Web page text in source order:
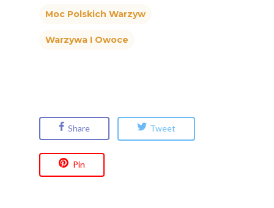
Moc Polskich Warzyw
Warzywa I Owoce
Share Tweet
Pin